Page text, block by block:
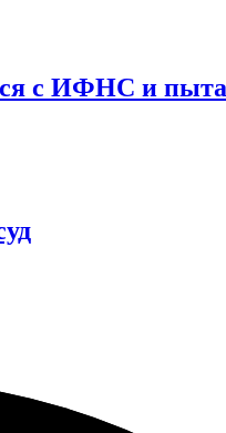
с ИФНС и